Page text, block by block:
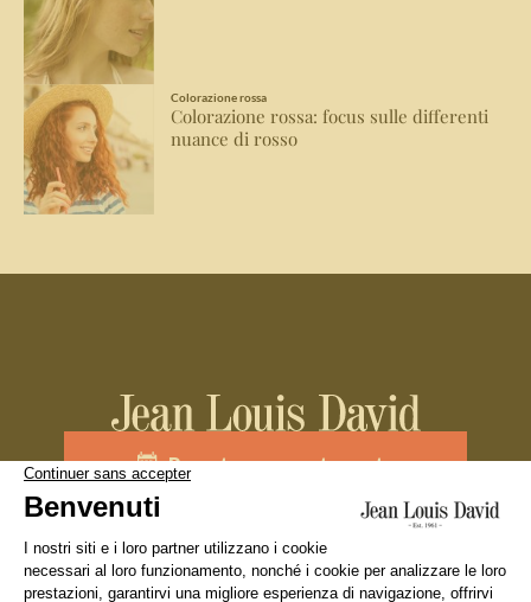
Colorazione rossa
Colorazione rossa: focus sulle differenti
nuance di rosso
Prenota un appuntamento